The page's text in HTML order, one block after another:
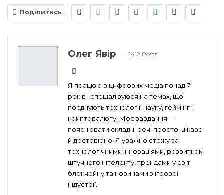
Поділитись
Олег Явір 1412 Posts
Я працюю в цифрових медіа понад 7
років і спеціалізуюся на темах, що
поєднують технології, науку, геймінг і
криптовалюту. Моє завдання —
пояснювати складні речі просто, цікаво
й достовірно. Я уважно стежу за
технологічними інноваціями, розвитком
штучного інтелекту, трендами у світі
блокчейну та новинами з ігрової
індустрії.